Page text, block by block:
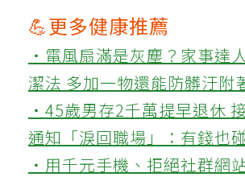
💪更多健康推薦
‧電風扇滿是灰塵？家事達
潔法 多加一物還能防髒汙附
‧45歲男存2千萬提早退休
通知「淚回職場」：有錢也
‧用千元手機、拒絕社群網